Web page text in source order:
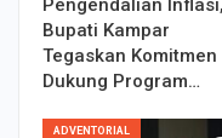
Pengendalian Inflasi,
Bupati Kampar
Tegaskan Komitmen
Dukung Program…
ADVENTORIAL